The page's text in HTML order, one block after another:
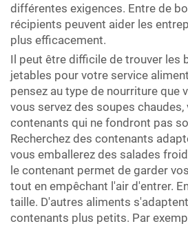
différentes exigences. Entre de
récipients peuvent aider les
plus efficacement.
Il peut être difficile de trouver les
jetables pour votre service
pensez au type de nourriture que
vous servez des soupes
contenants qui ne fondront pas
Recherchez des contenants
vous emballerez des salades
le contenant permet de garder
tout en empêchant l'air d'entrer.
taille. D'autres aliments
contenants plus petits. Par